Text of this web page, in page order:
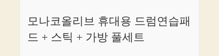
모나코올리브 휴대용 드럼연습패
드 + 스틱 + 가방 풀세트